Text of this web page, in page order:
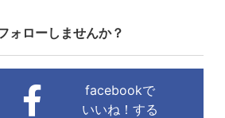
ォローしませんか？
facebookで
いいね！する